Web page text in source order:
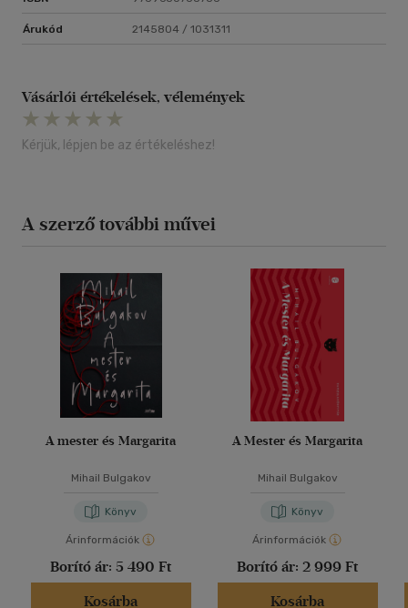
Árukód 2145804 / 1031311
Vásárlói értékelések, vélemények
Kérjük, lépjen be az értékeléshez!
A szerző további művei
A mester és Margarita
Mihail Bulgakov
Könyv
Árinformációk
Borító ár: 5 490 Ft
Kosárba
A Mester és Margarita
Mihail Bulgakov
Könyv
Árinformációk
Borító ár: 2 999 Ft
Kosárba